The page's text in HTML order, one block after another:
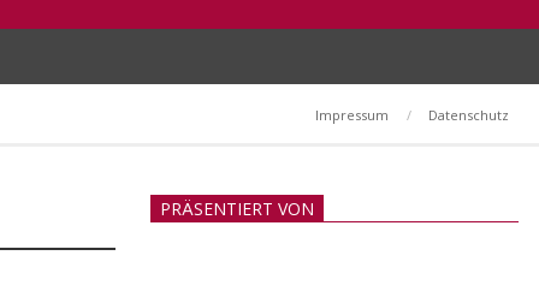
Impressum Datenschutz
PRÄSENTIERT VON